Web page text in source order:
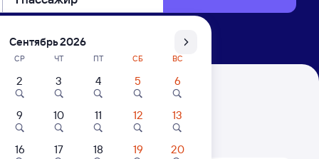
Цены за 1 пассажира
Сентябрь 2026
СР ЧТ ПТ СБ ВС
2 3 4 5 6
9 10 11 12 13
16 17 18 19 20